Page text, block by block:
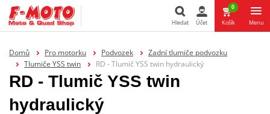
Hledat
Hledat Účet
0
Košík Menu
Domů Pro motorku Podvozek
Zadní tlumiče podvozku
Tlumiče YSS twin
RD - Tlumič YSS twin hydraulický
RD - Tlumič YSS twin
hydraulický